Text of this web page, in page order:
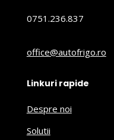
0751.236.837
office@autofrigo.ro
Linkuri rapide
Despre noi
Solutii